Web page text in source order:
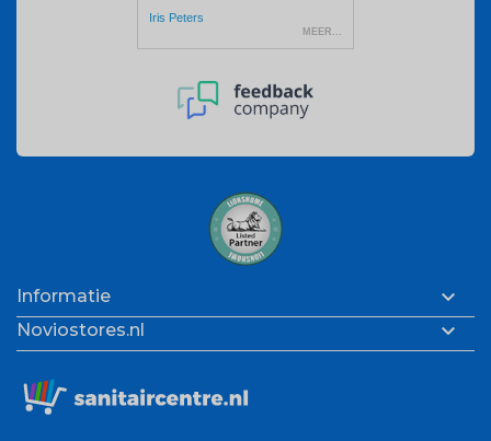
Informatie 
Noviostores.nl 